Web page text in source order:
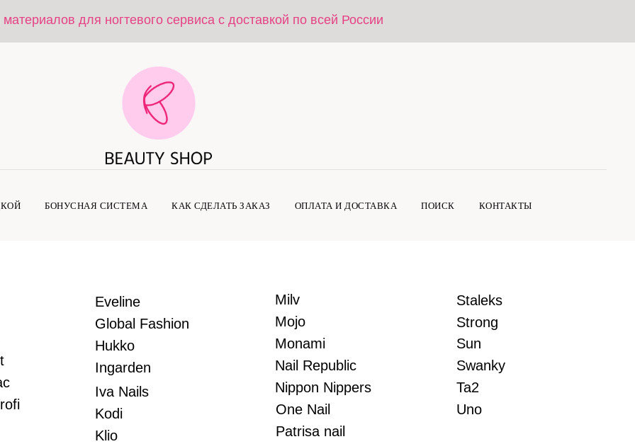
для ногтевого сервиса с доставкой по всей России
БОНУСНАЯ СИСТЕМА КАК СДЕЛАТЬ ЗАКАЗ ОПЛАТА И ДОСТАВКА ПОИСК КОНТАКТЫ
Staleks
Strong
One Nail
Patrisa nail
Klio
Ingarden
Uno
Monami
Hukko
Global Fashion
Kodi
Eveline
Iva Nails
Sun
Swanky
Ta2
Nail Republic
Milv
Nippon Nippers
Mojo